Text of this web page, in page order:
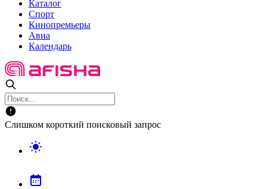
Каталог
Спорт
Кинопремьеры
Авиа
Календарь
Слишком короткий поисковый запрос